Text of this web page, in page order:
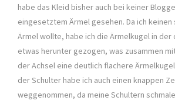
habe das Kleid bisher auch bei keiner
eingesetztem Ärmel gesehen. Da ich
Ärmel wollte, habe ich die Ärmelkugel in der
etwas herunter gezogen, was zusammen
der Achsel eine deutlich flachere
der Schulter habe ich auch einen knappen
weggenommen, da meine Schultern